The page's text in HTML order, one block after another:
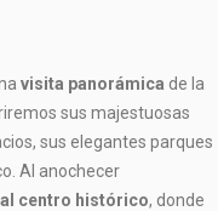
visita panorámica de la
sus majestuosas
sus elegantes parques
Al anochecer
centro histórico, donde